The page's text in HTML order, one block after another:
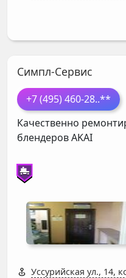
Симпл-Сервис
+7 (495) 460-28..**
Качественно
блендеровAKAI
Уссурийская ул., 14,